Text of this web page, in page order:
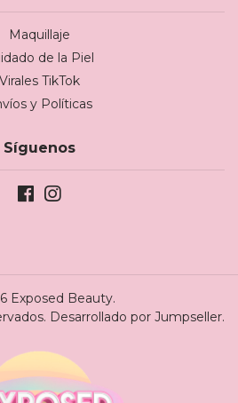
Maquillaje
de la Piel
Virales TikTok
y Políticas
Síguenos
Exposed Beauty.
Desarrollado por Jumpseller.